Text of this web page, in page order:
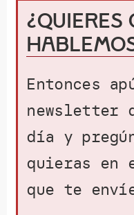
¿Quieres
Entonces
newsletter
día y
quieras en
que te